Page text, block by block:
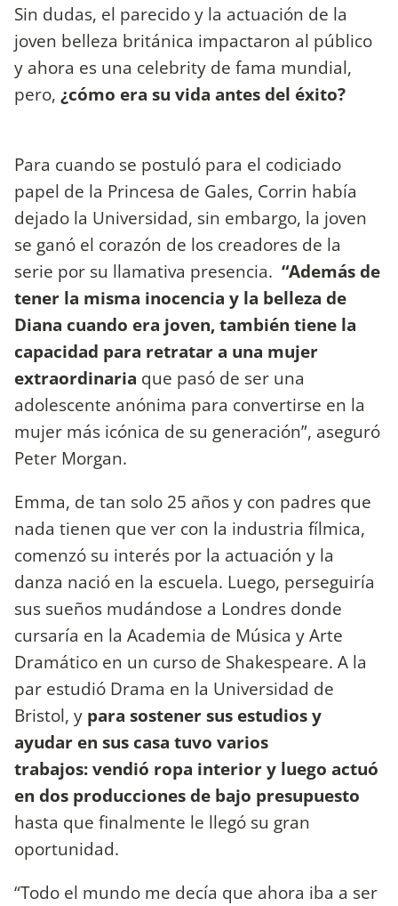
Sin dudas, el parecido y la actuación de la
joven belleza británica impactaron al público
y ahora es una celebrity de fama mundial,
pero, ¿cómo era su vida antes del éxito?
Para cuando se postuló para el codiciado
papel de la Princesa de Gales, Corrin había
dejado la Universidad, sin embargo, la joven
se ganó el corazón de los creadores de la
serie por su llamativa presencia. “Además de
tener la misma inocencia y la belleza de
Diana cuando era joven, también tiene la
capacidad para retratar a una mujer
extraordinaria que pasó de ser una
adolescente anónima para convertirse en la
mujer más icónica de su generación”, aseguró
Peter Morgan.
Emma, de tan solo 25 años y con padres que
nada tienen que ver con la industria fílmica,
comenzó su interés por la actuación y la
danza nació en la escuela. Luego, perseguiría
sus sueños mudándose a Londres donde
cursaría en la Academia de Música y Arte
Dramático en un curso de Shakespeare. A la
par estudió Drama en la Universidad de
Bristol, y para sostener sus estudios y
ayudar en sus casa tuvo varios
trabajos: vendió ropa interior y luego actuó
en dos producciones de bajo presupuesto
hasta que finalmente le llegó su gran
oportunidad.
“Todo el mundo me decía que ahora iba a ser